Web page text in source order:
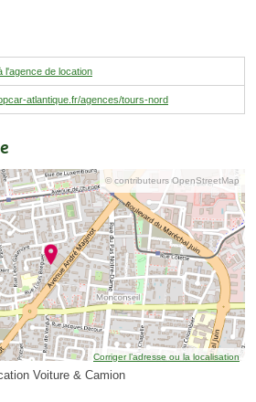
l'agence de location
atlantique.fr/agences/tours-nord
© contributeurs OpenStreetMap
Corriger l’adresse ou la localisation
Voiture & Camion